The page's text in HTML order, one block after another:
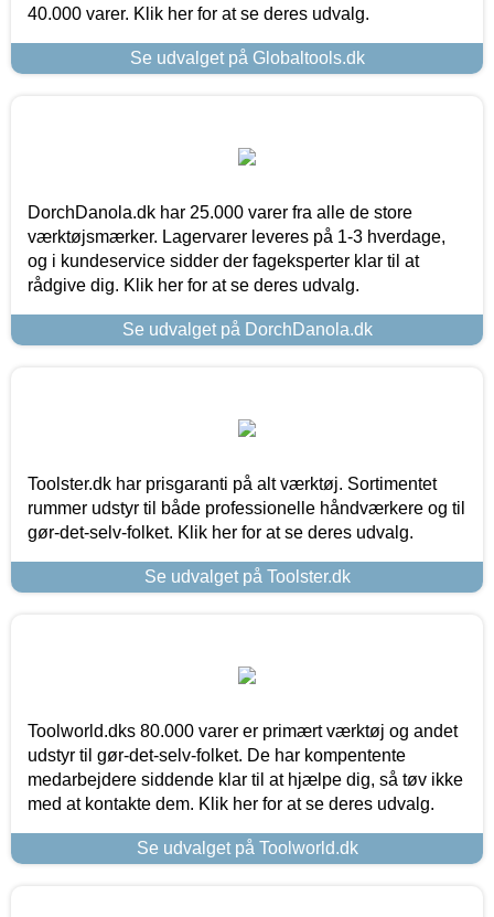
40.000 varer. Klik her for at se deres udvalg.
Se udvalget på Globaltools.dk
DorchDanola.dk har 25.000 varer fra alle de store
værktøjsmærker. Lagervarer leveres på 1-3 hverdage,
og i kundeservice sidder der fageksperter klar til at
rådgive dig. Klik her for at se deres udvalg.
Se udvalget på DorchDanola.dk
Toolster.dk har prisgaranti på alt værktøj. Sortimentet
rummer udstyr til både professionelle håndværkere og til
gør-det-selv-folket. Klik her for at se deres udvalg.
Se udvalget på Toolster.dk
Toolworld.dks 80.000 varer er primært værktøj og andet
udstyr til gør-det-selv-folket. De har kompentente
medarbejdere siddende klar til at hjælpe dig, så tøv ikke
med at kontakte dem. Klik her for at se deres udvalg.
Se udvalget på Toolworld.dk